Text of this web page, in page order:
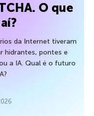
O que
da Internet tiveram
hidrantes, pontes e
a IA. Qual é o futuro